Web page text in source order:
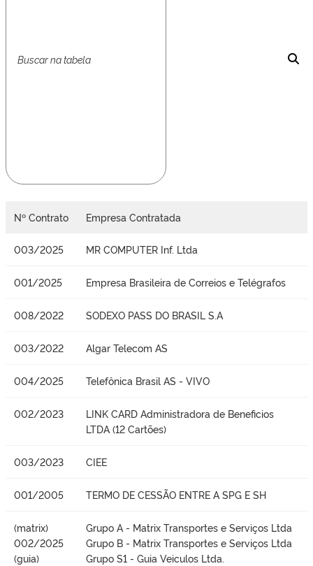
Nº Contrato Empresa Contratada
003/2025 MR COMPUTER Inf. Ltda
001/2025 Empresa Brasileira de Correios e Telégrafos
008/2022 SODEXO PASS DO BRASIL S.A
003/2022 Algar Telecom AS
004/2025 Telefônica Brasil AS - VIVO
002/2023
LINK CARD Administradora de Beneficios
LTDA (12 Cartões)
003/2023 CIEE
001/2005 TERMO DE CESSÃO ENTRE A SPG E SH
(matrix)
002/2025
(guia)
Grupo A - Matrix Transportes e Serviços Ltda
Grupo B - Matrix Transportes e Serviços Ltda
Grupo S1 - Guia Veiculos Ltda.